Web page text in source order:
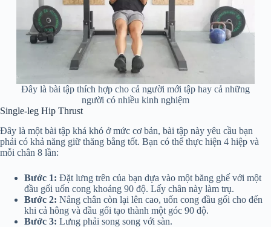
Đây là bài tập thích hợp cho cả người mới tập hay cả những
người có nhiều kinh nghiệm
Single-leg Hip Thrust
Đây là một bài tập khá khó ở mức cơ bản, bài tập này yêu cầu bạn
phải có khả năng giữ thăng bằng tốt. Bạn có thể thực hiện 4 hiệp và
mỗi chân 8 lần:
Bước 1: Đặt lưng trên của bạn dựa vào một băng ghế với một
đầu gối uốn cong khoảng 90 độ. Lấy chân này làm trụ.
Bước 2: Nâng chân còn lại lên cao, uốn cong đầu gối cho đến
khi cả hông và đầu gối tạo thành một góc 90 độ.
Bước 3: Lưng phải song song với sàn.